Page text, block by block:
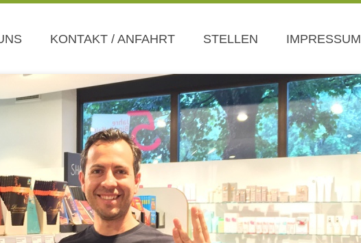
KONTAKT / ANFAHRT STELLEN IMPRESSUM